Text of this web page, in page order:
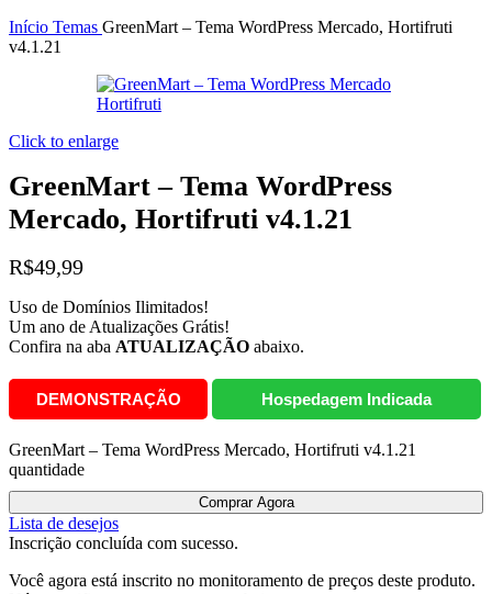
Início Temas GreenMart – Tema WordPress Mercado, Hortifruti
v4.1.21
Click to enlarge
GreenMart – Tema WordPress
Mercado, Hortifruti v4.1.21
R$49,99
Uso de Domínios Ilimitados!
Um ano de Atualizações Grátis!
Confira na aba ATUALIZAÇÃO abaixo.
DEMONSTRAÇÃO Hospedagem Indicada
GreenMart – Tema WordPress Mercado, Hortifruti v4.1.21
quantidade
Comprar Agora
Lista de desejos
Inscrição concluída com sucesso.
Você agora está inscrito no monitoramento de preços deste produto.